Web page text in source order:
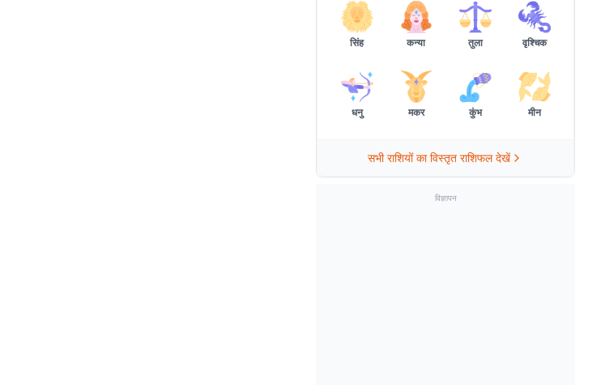
सिंह कन्या तुला वृश्चिक
धनु मकर कुंभ मीन
सभी राशियों का विस्तृत राशिफल देखें
विज्ञापन